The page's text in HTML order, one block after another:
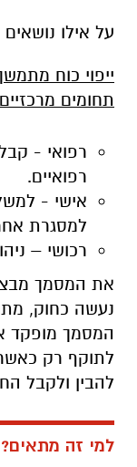
על אילו
ייפוי כוח
תחומים
רפואי -
רפואיים.
אישי -
למסגרת
רכושי –
את המסמך
נעשה כחוק,
המסמך מופקד
לתוקף רק
להבין ולקבל
למי זה מתאים?